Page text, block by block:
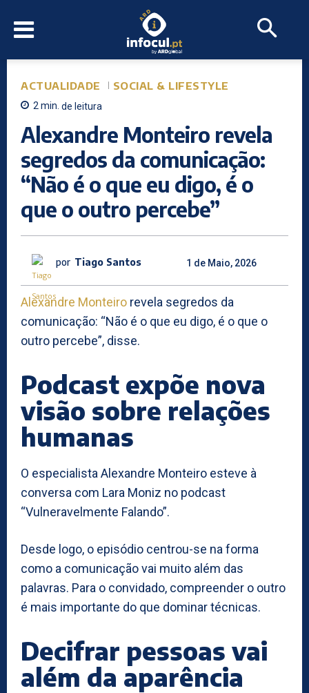
ACTUALIDADE SOCIAL & LIFESTYLE
2min. de leitura
Alexandre Monteiro revela
segredos da comunicação:
“Não é o que eu digo, é o
que o outro percebe”
por Tiago Santos 1 de Maio, 2026
Alexandre Monteiro revela segredos da
comunicação: “Não é o que eu digo, é o que o
outro percebe”, disse.
Podcast expõe nova
visão sobre relações
humanas
O especialista Alexandre Monteiro esteve à
conversa com Lara Moniz no podcast
“Vulneravelmente Falando”.
Desde logo, o episódio centrou-se na forma
como a comunicação vai muito além das
palavras. Para o convidado, compreender o outro
é mais importante do que dominar técnicas.
Decifrar pessoas vai
além da aparência